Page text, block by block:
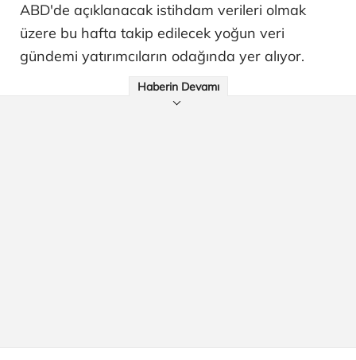
ABD'de açıklanacak istihdam verileri olmak
üzere bu hafta takip edilecek yoğun veri
gündemi yatırımcıların odağında yer alıyor.
Haberin Devamı